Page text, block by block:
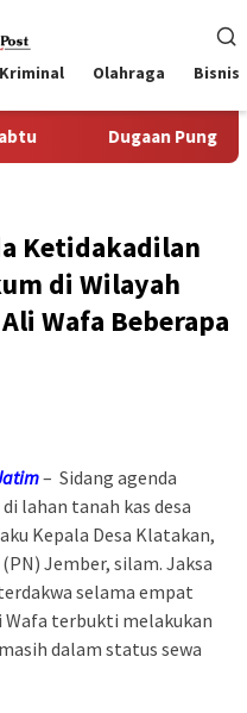
Kriminal Olahraga Bisnis
Pungli SKAB di BPRD
Ketidakadilan
di Wilayah
Wafa Beberapa
– Sidang agenda
lahan tanah kas desa
Kepala Desa Klatakan,
Jember, silam. Jaksa
selama empat
Wafa terbukti melakukan
dalam status sewa